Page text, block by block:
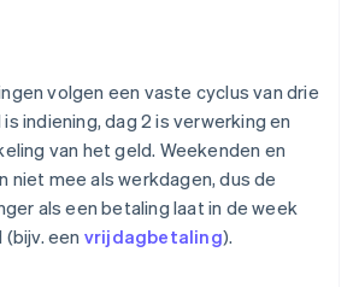
volgen een vaste cyclus van drie
indiening, dag 2 is verwerking en
van het geld. Weekenden en
niet mee als werkdagen, dus de
als een betaling laat in de week
een vrijdagbetaling).